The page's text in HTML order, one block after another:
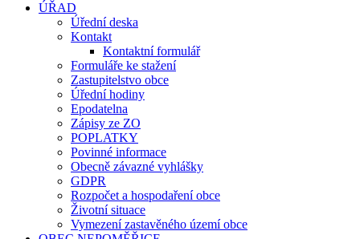
ÚŘAD
Úřední deska
Kontakt
Kontaktní formulář
Formuláře ke stažení
Zastupitelstvo obce
Úřední hodiny
Epodatelna
Zápisy ze ZO
POPLATKY
Povinné informace
Obecně závazné vyhlášky
GDPR
Rozpočet a hospodaření obce
Životní situace
Vymezení zastavěného území obce